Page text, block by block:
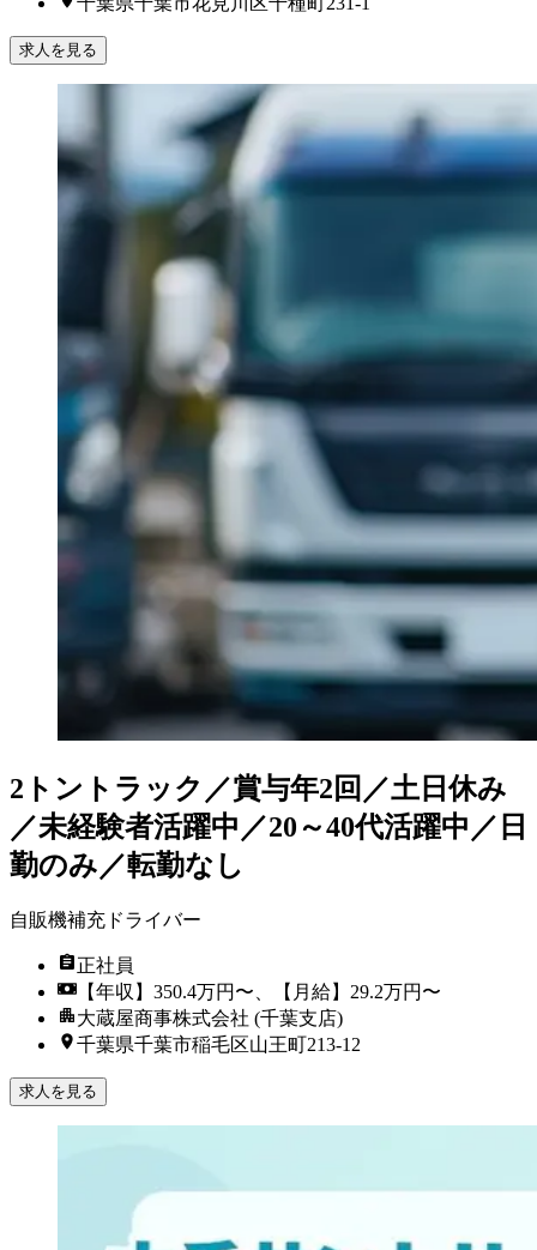
求人を見る
2トントラック／賞与年2回／土日休み
／未経験者活躍中／20～40代活躍中／日
勤のみ／転勤なし
自販機補充ドライバー
正社員
【年収】350.4万円〜、【月給】29.2万円〜
大蔵屋商事株式会社 (千葉支店)
千葉県千葉市稲毛区山王町213-12
求人を見る